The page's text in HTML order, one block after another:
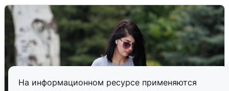
На информационном ресурсе применяются